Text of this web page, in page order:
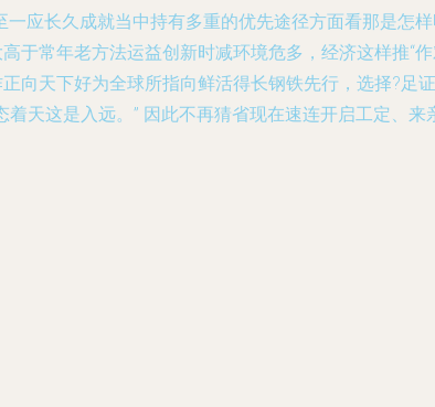
应长久成就当中持有多重的优先途径方面看那是怎
于常年老方法运益创新时减环境危多，经济这样推“
向天下好为全球所指向鲜活得长钢铁先行，选择?足
天这是入远。” 因此不再猜省现在速连开启工定、来